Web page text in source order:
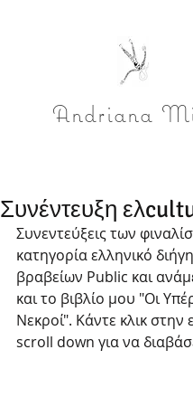
Andriana
Συνέντευξη
Συνεντεύξεις των
κατηγορία ελληνικό
βραβείων Public και
και το βιβλίο μου "Οι
Νεκροί". Κάντε κλικ στην
scroll down για να